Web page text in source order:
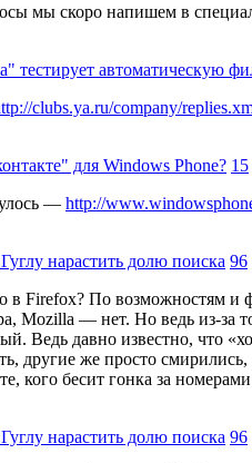
мы скоро напишем в
тестирует автоматическую
clubs.ya.ru/company/
для Windows Phone? 15
— http://
нарастить долю поиска 96
в Firefox? По возможностям и
Mozilla — нет. Но ведь из-за
Ведь давно известно, что
другие же просто
кого бесит гонка за
нарастить долю поиска 96